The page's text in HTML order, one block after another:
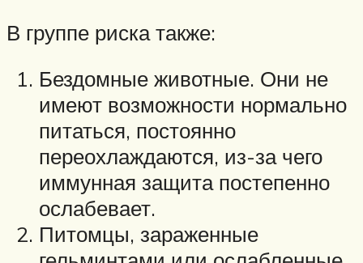
В группе риска также:
Бездомные животные. Они не
имеют возможности нормально
питаться, постоянно
переохлаждаются, из-за чего
иммунная защита постепенно
ослабевает.
Питомцы, зараженные